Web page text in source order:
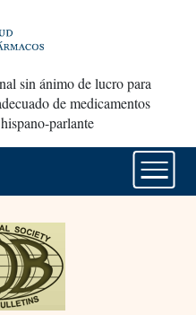
sin ánimo de lucro para
de medicamentos
parlante